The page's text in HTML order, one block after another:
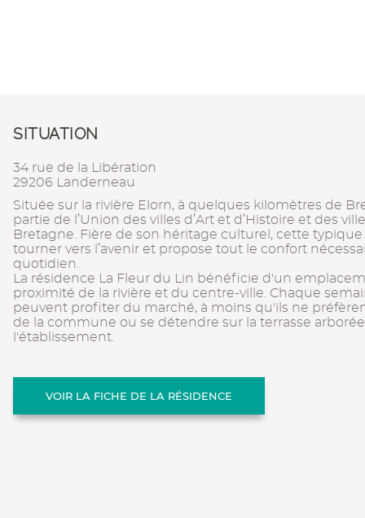
SITUATION
34 rue de la Libération
29206 Landerneau
Située sur la rivière Elorn, à quelques kilomètres de
partie de l’Union des villes d’Art et d’Histoire et des
Bretagne. Fière de son héritage culturel, cette
tourner vers l’avenir et propose tout le confort
quotidien.
La résidence La Fleur du Lin bénéficie d'un
proximité de la rivière et du centre-ville. Chaque
peuvent profiter du marché, à moins qu'ils ne
de la commune ou se détendre sur la terrasse
l'établissement.
VOIR LA FICHE DE LA RÉSIDENCE